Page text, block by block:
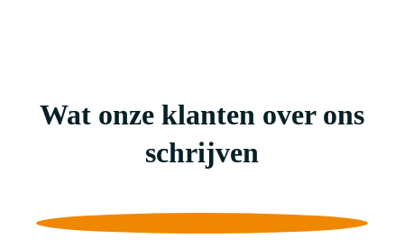
Wat onze klanten over ons
schrijven